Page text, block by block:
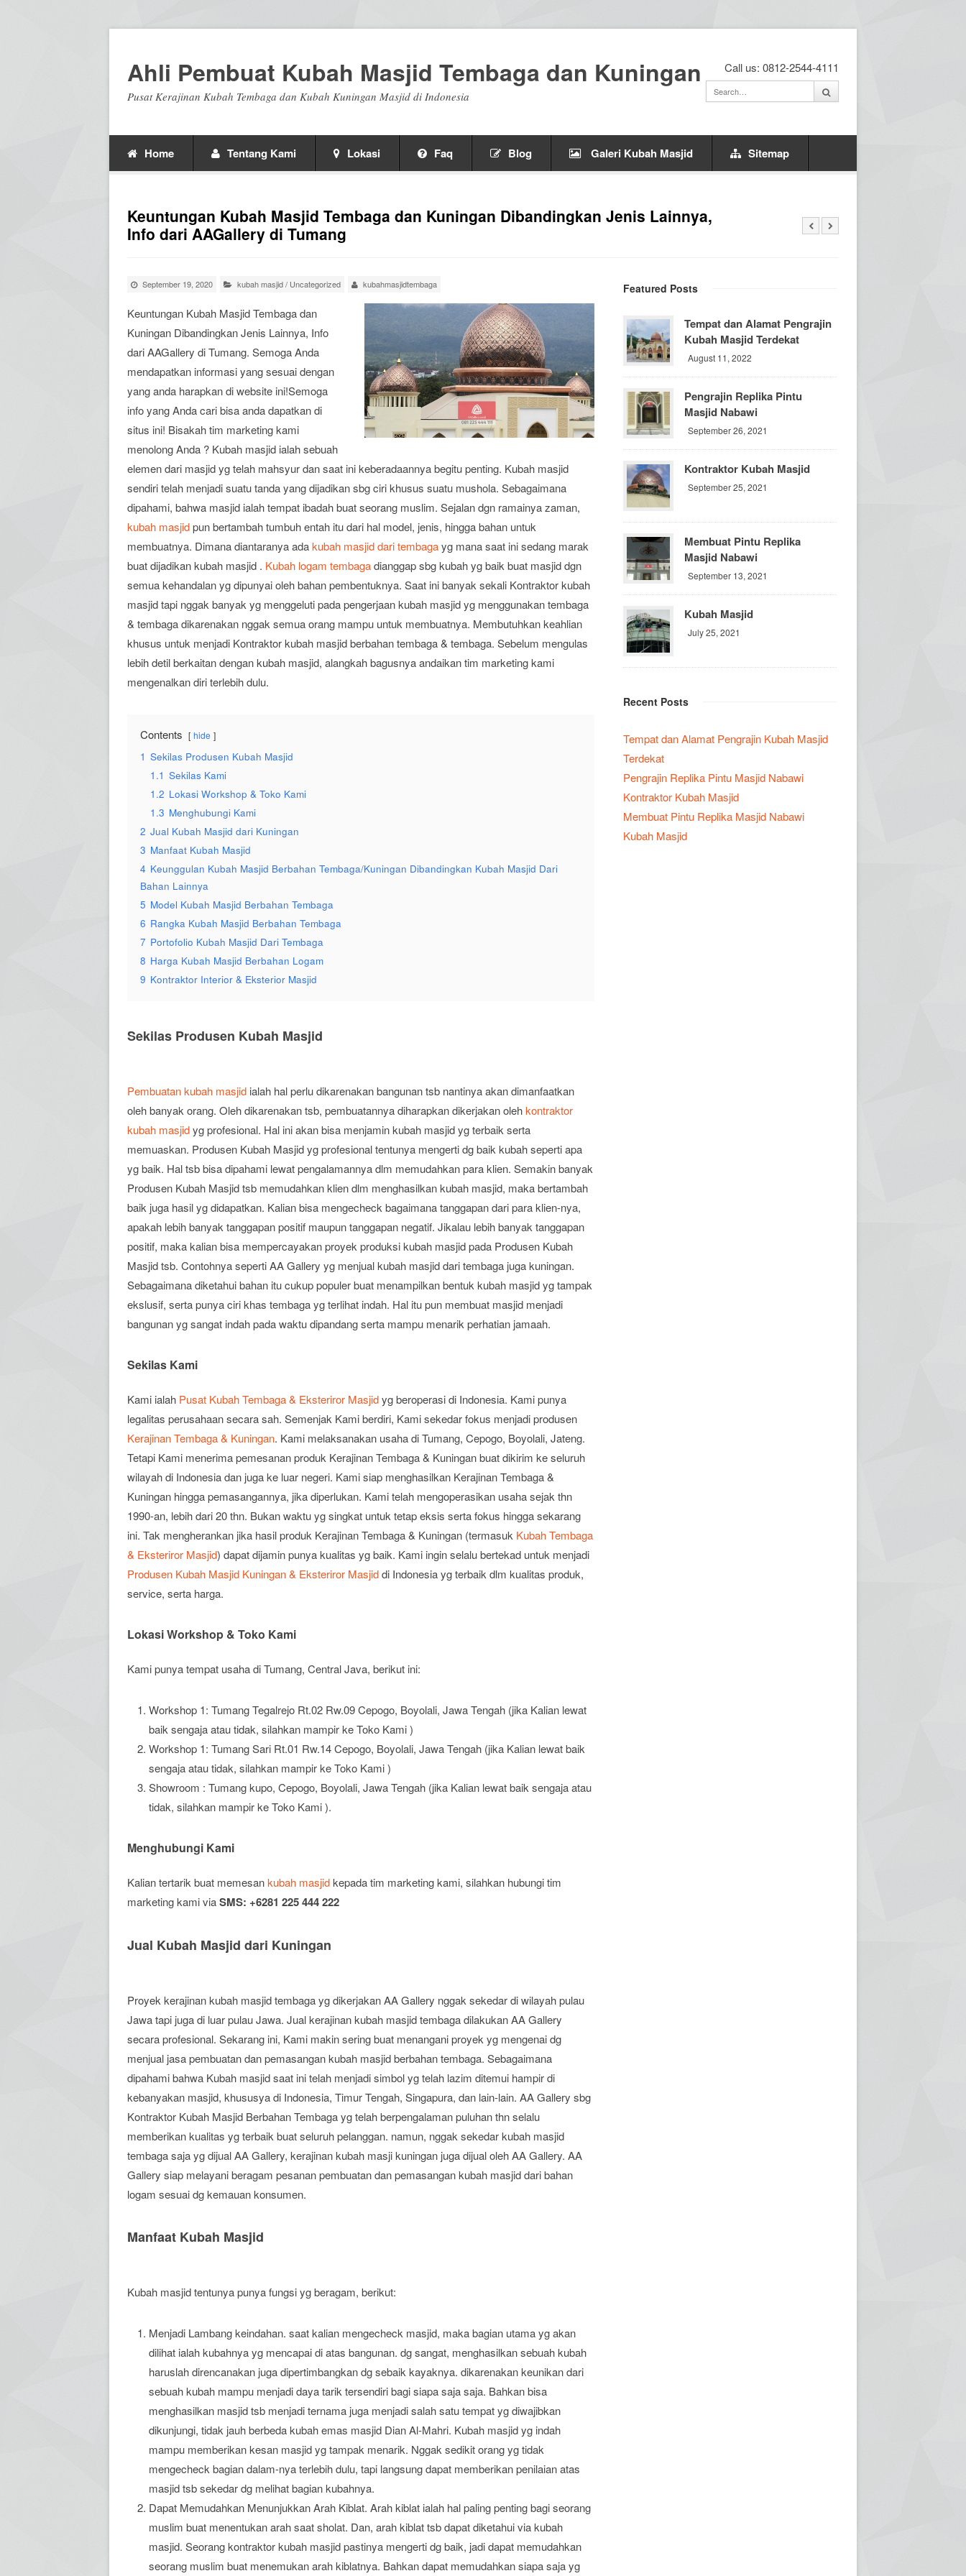
Ahli Pembuat Kubah Masjid Tembaga dan Kuningan
Pusat Kerajinan Kubah Tembaga dan Kubah Kuningan Masjid di Indonesia
Call us: 0812-2544-4111
Home Tentang Kami Lokasi Faq Blog Galeri Kubah Masjid Sitemap
Keuntungan Kubah Masjid Tembaga dan Kuningan Dibandingkan Jenis Lainnya,
Info dari AAGallery di Tumang
September 19, 2020 kubah masjid/ Uncategorized kubahmasjidtembaga
Keuntungan Kubah Masjid Tembaga dan
Kuningan Dibandingkan Jenis Lainnya, Info
dari AAGallery di Tumang. Semoga Anda
mendapatkan informasi yang sesuai dengan
yang anda harapkan di website ini!Semoga
info yang Anda cari bisa anda dapatkan di
situs ini! Bisakah tim marketing kami
menolong Anda ? Kubah masjid ialah sebuah
elemen dari masjid yg telah mahsyur dan saat ini keberadaannya begitu penting. Kubah masjid
sendiri telah menjadi suatu tanda yang dijadikan sbg ciri khusus suatu mushola. Sebagaimana
dipahami, bahwa masjid ialah tempat ibadah buat seorang muslim. Sejalan dgn ramainya zaman,
kubah masjidpun bertambah tumbuh entah itu dari hal model, jenis, hingga bahan untuk
membuatnya. Dimana diantaranya adakubah masjid dari tembagayg mana saat ini sedang marak
buat dijadikan kubah masjid . Kubah logam tembagadianggap sbg kubah yg baik buat masjid dgn
semua kehandalan yg dipunyai oleh bahan pembentuknya. Saat ini banyak sekali Kontraktor kubah
masjid tapi nggak banyak yg menggeluti pada pengerjaan kubah masjid yg menggunakan tembaga
& tembaga dikarenakan nggak semua orang mampu untuk membuatnya. Membutuhkan keahlian
khusus untuk menjadi Kontraktor kubah masjid berbahan tembaga & tembaga. Sebelum mengulas
lebih detil berkaitan dengan kubah masjid, alangkah bagusnya andaikan tim marketing kami
mengenalkan diri terlebih dulu.
Contents hide
1 Sekilas Produsen Kubah Masjid
1.1 Sekilas Kami
1.2 Lokasi Workshop & Toko Kami
1.3 Menghubungi Kami
2 Jual Kubah Masjid dari Kuningan
3 Manfaat Kubah Masjid
4 Keunggulan Kubah Masjid Berbahan Tembaga/Kuningan Dibandingkan Kubah Masjid Dari
Bahan Lainnya
5 Model Kubah Masjid Berbahan Tembaga
6 Rangka Kubah Masjid Berbahan Tembaga
7 Portofolio Kubah Masjid Dari Tembaga
8 Harga Kubah Masjid Berbahan Logam
9 Kontraktor Interior & Eksterior Masjid
Sekilas Produsen Kubah Masjid
Pembuatan kubah masjid ialah hal perlu dikarenakan bangunan tsb nantinya akan dimanfaatkan
oleh banyak orang. Oleh dikarenakan tsb, pembuatannya diharapkan dikerjakan olehkontraktor
kubah masjidyg profesional. Hal ini akan bisa menjamin kubah masjid yg terbaik serta
memuaskan. Produsen Kubah Masjid yg profesional tentunya mengerti dg baik kubah seperti apa
yg baik. Hal tsb bisa dipahami lewat pengalamannya dlm memudahkan para klien. Semakin banyak
Produsen Kubah Masjid tsb memudahkan klien dlm menghasilkan kubah masjid, maka bertambah
baik juga hasil yg didapatkan. Kalian bisa mengecheck bagaimana tanggapan dari para klien-nya,
apakah lebih banyak tanggapan positif maupun tanggapan negatif. Jikalau lebih banyak tanggapan
positif, maka kalian bisa mempercayakan proyek produksi kubah masjid pada Produsen Kubah
Masjid tsb. Contohnya seperti AA Gallery yg menjual kubah masjid dari tembaga juga kuningan.
Sebagaimana diketahui bahan itu cukup populer buat menampilkan bentuk kubah masjid yg tampak
ekslusif, serta punya ciri khas tembaga yg terlihat indah. Hal itu pun membuat masjid menjadi
bangunan yg sangat indah pada waktu dipandang serta mampu menarik perhatian jamaah.
Sekilas Kami
Kami ialah Pusat Kubah Tembaga & Eksteriror Masjidyg beroperasi di Indonesia. Kami punya
legalitas perusahaan secara sah. Semenjak Kami berdiri, Kami sekedar fokus menjadi produsen
Kerajinan Tembaga & Kuningan. Kami melaksanakan usaha di Tumang, Cepogo, Boyolali, Jateng.
Tetapi Kami menerima pemesanan produk Kerajinan Tembaga & Kuningan buat dikirim ke seluruh
wilayah di Indonesia dan juga ke luar negeri. Kami siap menghasilkan Kerajinan Tembaga &
Kuningan hingga pemasangannya, jika diperlukan. Kami telah mengoperasikan usaha sejak thn
1990-an, lebih dari 20 thn. Bukan waktu yg singkat untuk tetap eksis serta fokus hingga sekarang
ini. Tak mengherankan jika hasil produk Kerajinan Tembaga & Kuningan (termasuk Kubah Tembaga
& Eksteriror Masjid) dapat dijamin punya kualitas yg baik. Kami ingin selalu bertekad untuk menjadi
Produsen Kubah Masjid Kuningan & Eksteriror Masjiddi Indonesia yg terbaik dlm kualitas produk,
service, serta harga.
Lokasi Workshop & Toko Kami
Kami punya tempat usaha di Tumang, Central Java, berikut ini:
Workshop 1: Tumang Tegalrejo Rt.02 Rw.09 Cepogo, Boyolali, Jawa Tengah (jika Kalian lewat
baik sengaja atau tidak, silahkan mampir ke Toko Kami )
Workshop 1: Tumang Sari Rt.01 Rw.14 Cepogo, Boyolali, Jawa Tengah (jika Kalian lewat baik
sengaja atau tidak, silahkan mampir ke Toko Kami )
Showroom : Tumang kupo, Cepogo, Boyolali, Jawa Tengah (jika Kalian lewat baik sengaja atau
tidak, silahkan mampir ke Toko Kami ).
Menghubungi Kami
Kalian tertarik buat memesankubah masjidkepada tim marketing kami, silahkan hubungi tim
marketing kami viaSMS: +6281 225 444 222
Jual Kubah Masjid dari Kuningan
Proyek kerajinan kubah masjid tembaga yg dikerjakan AA Gallery nggak sekedar di wilayah pulau
Jawa tapi juga di luar pulau Jawa. Jual kerajinan kubah masjid tembaga dilakukan AA Gallery
secara profesional. Sekarang ini, Kami makin sering buat menangani proyek yg mengenai dg
menjual jasa pembuatan dan pemasangan kubah masjid berbahan tembaga. Sebagaimana
dipahami bahwa Kubah masjid saat ini telah menjadi simbol yg telah lazim ditemui hampir di
kebanyakan masjid, khususya di Indonesia, Timur Tengah, Singapura, dan lain-lain. AA Gallery sbg
Kontraktor Kubah Masjid Berbahan Tembaga yg telah berpengalaman puluhan thn selalu
memberikan kualitas yg terbaik buat seluruh pelanggan. namun, nggak sekedar kubah masjid
tembaga saja yg dijual AA Gallery, kerajinan kubah masji kuningan juga dijual oleh AA Gallery. AA
Gallery siap melayani beragam pesanan pembuatan dan pemasangan kubah masjid dari bahan
logam sesuai dg kemauan konsumen.
Manfaat Kubah Masjid
Kubah masjid tentunya punya fungsi yg beragam, berikut:
Menjadi Lambang keindahan. saat kalian mengecheck masjid, maka bagian utama yg akan
dilihat ialah kubahnya yg mencapai di atas bangunan. dg sangat, menghasilkan sebuah kubah
haruslah direncanakan juga dipertimbangkan dg sebaik kayaknya. dikarenakan keunikan dari
sebuah kubah mampu menjadi daya tarik tersendiri bagi siapa saja saja. Bahkan bisa
menghasilkan masjid tsb menjadi ternama juga menjadi salah satu tempat yg diwajibkan
dikunjungi, tidak jauh berbeda kubah emas masjid Dian Al-Mahri. Kubah masjid yg indah
mampu memberikan kesan masjid yg tampak menarik. Nggak sedikit orang yg tidak
mengecheck bagian dalam-nya terlebih dulu, tapi langsung dapat memberikan penilaian atas
masjid tsb sekedar dg melihat bagian kubahnya.
Dapat Memudahkan Menunjukkan Arah Kiblat. Arah kiblat ialah hal paling penting bagi seorang
muslim buat menentukan arah saat sholat. Dan, arah kiblat tsb dapat diketahui via kubah
masjid. Seorang kontraktor kubah masjid pastinya mengerti dg baik, jadi dapat memudahkan
seorang muslim buat menemukan arah kiblatnya. Bahkan dapat memudahkan siapa saja yg
Featured Posts
Tempat dan Alamat Pengrajin
Kubah Masjid Terdekat
August 11, 2022
Pengrajin Replika Pintu
Masjid Nabawi
September 26, 2021
Kontraktor Kubah Masjid
September 25, 2021
Membuat Pintu Replika
Masjid Nabawi
September 13, 2021
Kubah Masjid
July 25, 2021
Recent Posts
Tempat dan Alamat Pengrajin Kubah Masjid
Terdekat
Pengrajin Replika Pintu Masjid Nabawi
Kontraktor Kubah Masjid
Membuat Pintu Replika Masjid Nabawi
Kubah Masjid